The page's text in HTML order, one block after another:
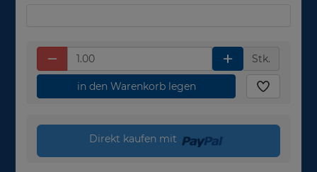
Stk.
in den Warenkorb legen
Direkt kaufen mit